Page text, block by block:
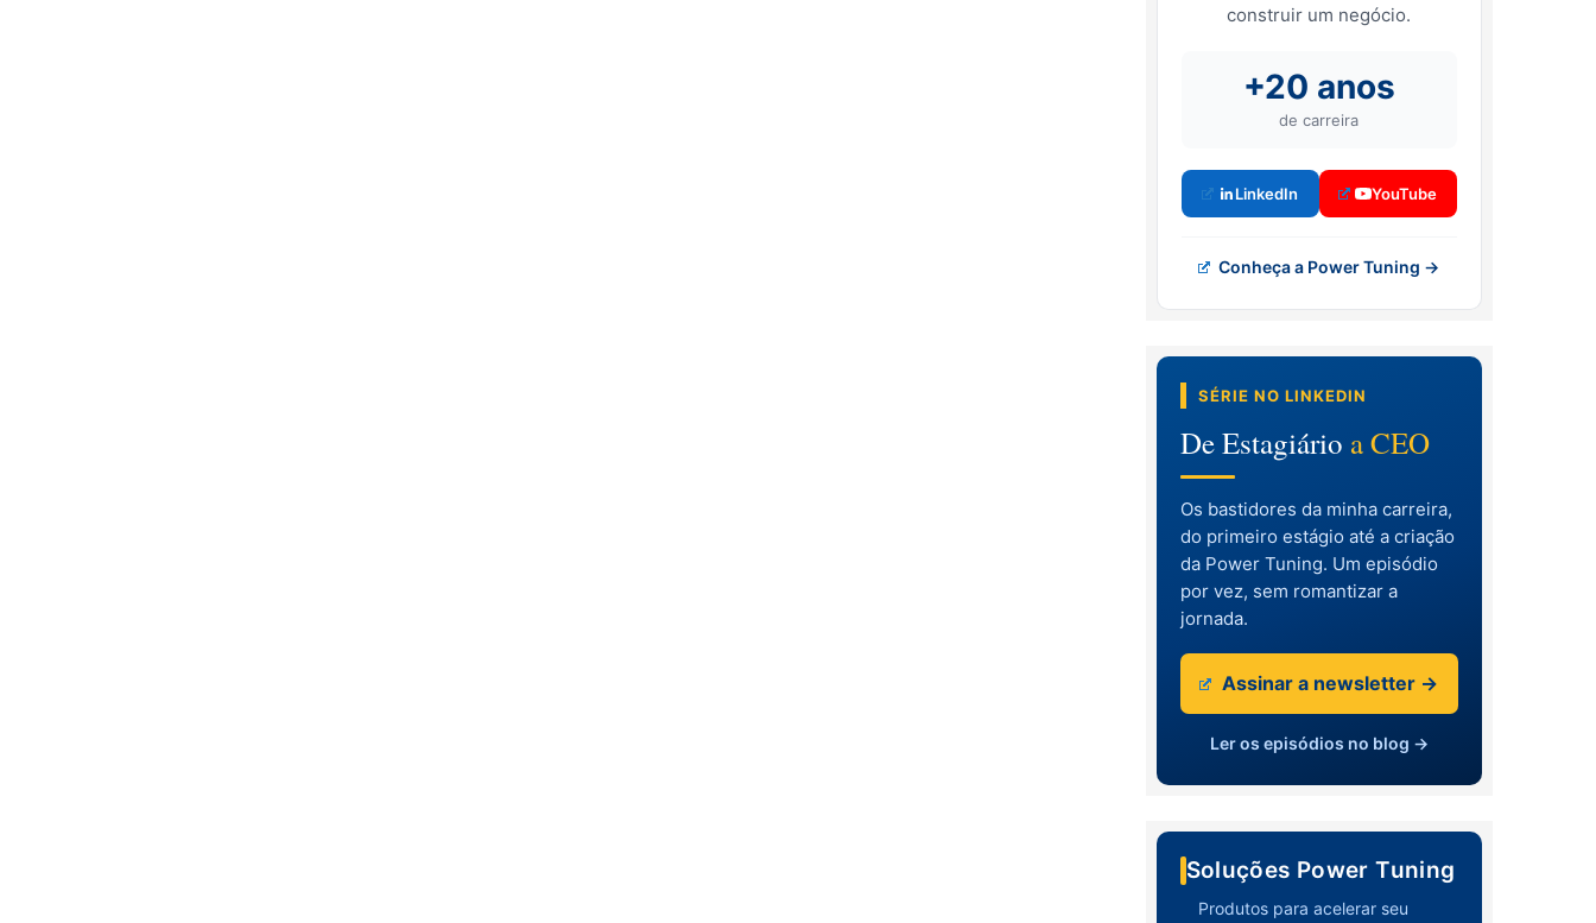
construir um negócio.
+20 anos
de carreira
LinkedIn YouTube
Conheça a Power Tuning →
SÉRIE NO LINKEDIN
De Estagiário a CEO
Os bastidores da minha carreira,
do primeiro estágio até a criação
da Power Tuning. Um episódio
por vez, sem romantizar a
jornada.
Assinar a newsletter →
Ler os episódios no blog →
Soluções Power Tuning
Produtos para acelerar seu